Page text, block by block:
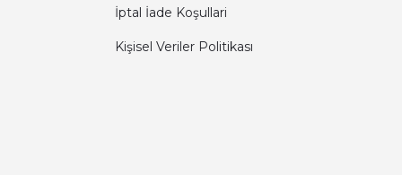
İptal İade Koşullari
Kişisel Veriler Politikası